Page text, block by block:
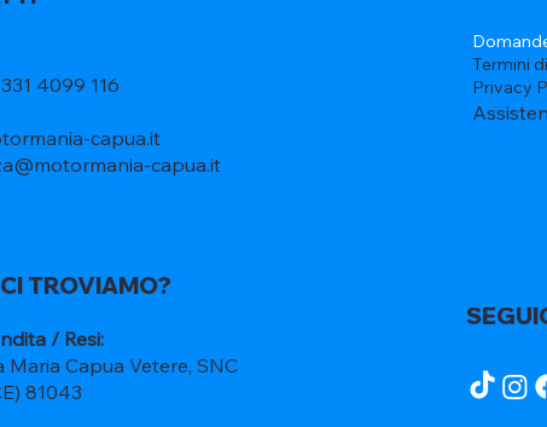
4099 116
capua.it
capua.it
TROVIAMO?
/ Resi:
Maria Capua Vetere, SNC
81043
Termini
Privacy